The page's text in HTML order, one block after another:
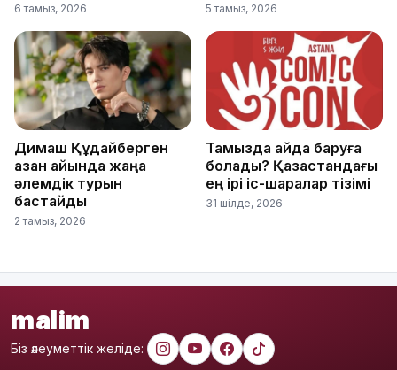
6 тамыз, 2026 5 тамыз, 2026
Димаш Құдайберген
қазан айында жаңа
әлемдік турын
бастайды
2 тамыз, 2026
Тамызда қайда баруға
болады? Қазақстандағы
ең ірі іс-шаралар тізімі
31 шілде, 2026
malim
Біз әлеуметтік желіде: